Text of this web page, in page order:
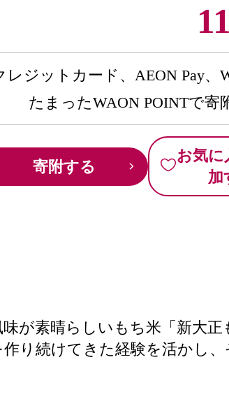
レジットカード、AEON Pay、
たまったWAON POINTで寄
寄附する
お気に
加
が素晴らしいもち米「新大正
り続けてきた経験を活かし